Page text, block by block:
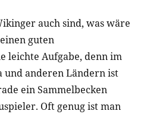
auch sind, was wäre
guten
leichte Aufgabe, denn im
und anderen Ländern ist
ein Sammelbecken
Oft genug ist man